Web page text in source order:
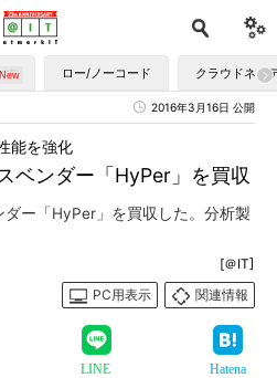
す ロー/ノーコード クラウドネイ
2016年3月16日 公開
ベンダー「HyPer」を買収
能を強化
ー「HyPer」を買収した。分析製
[＠IT]
PC用表示
関連情報
LINE Hatena